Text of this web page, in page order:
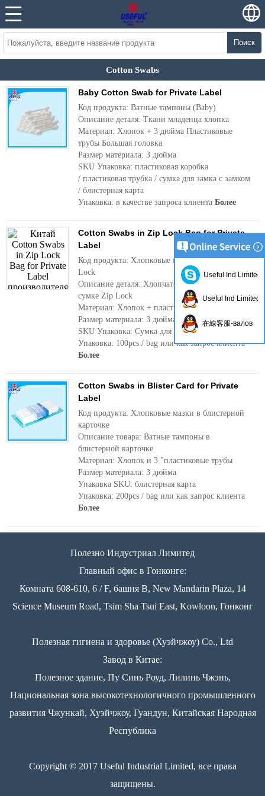
Поиск
Cotton Swabs
Baby Cotton Swab for Private Label
Код продукта: Ватные тампоны (Baby)
Описание деталя: Ткани младенца хлопка
Материал: Хлопок + 3 дюйма Пластиковые
трубы Большая головка
Размер материала: 3 дюйма
SKU Упаковка: пластиковая коробка
/ пластиковая трубка / сумка для замка с замком
/ блистерная карта
Упаковка: в качестве запроса клиента Более
Cotton Swabs in Zip Lock Bag for Private
Label
Код продукта: Хлопковые мазки в сумке Zip
Lock
Описание деталя: Хлопчатобумажные мазки в
сумке Zip Lock
Материал: Хлопок + пластиковые трубы
Размер материала: 3 дюйма
SKU Упаковка: Сумка для замка
Упаковка: 100pcs / bag или как запрос клиента
Более
Cotton Swabs in Blister Card for Private
Label
Код продукта: Хлопковые мазки в блистерной
карточке
Описание товара: Ватные тампоны в
блистерной карточке
Материал: Хлопок и 3 "пластиковые трубы
Размер материала: 3 дюйма
Упаковка SKU: блистерная карта
Упаковка: 200pcs / bag или как запрос клиента
Более
Полезно Индустриал Лимитед
Главный офис в Гонконге:
Комната 608-610, 6 / F, башня B, New Mandarin Plaza, 14
Science Museum Road, Tsim Sha Tsui East, Kowloon, Гонконг
Полезная гигиена и здоровье (Хуэйчжоу) Co., Ltd
Завод в Китае:
Полезное здание, Пу Синь Роуд, Лилинь Чжэнь,
Национальная зона высокотехнологичного промышленного
развития Чжункай, Хуэйчжоу, Гуандун, Китайская Народная
Республика
Copyright © 2017 Useful Industrial Limited, все права
защищены.
Useful Ind Limited
Useful Ind Limited
在線客服-валов